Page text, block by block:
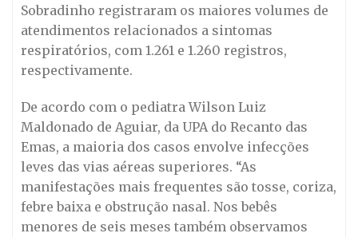
Sobradinho registraram os maiores volumes de
atendimentos relacionados a sintomas
respiratórios, com 1.261 e 1.260 registros,
respectivamente.
De acordo com o pediatra Wilson Luiz
Maldonado de Aguiar, da UPA do Recanto das
Emas, a maioria dos casos envolve infecções
leves das vias aéreas superiores. “As
manifestações mais frequentes são tosse, coriza,
febre baixa e obstrução nasal. Nos bebês
menores de seis meses também observamos